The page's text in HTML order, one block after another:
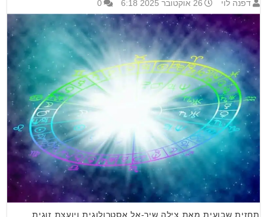
דפנה לוי 26 אוקטובר 2025 6:18 0
תחזית שבועית מאת צילה שיר-אל אסטרולוגית ויועצת זוגית